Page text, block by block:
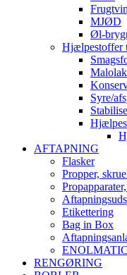
Frugtvin
MJØD
Øl-
Hjælpestoffer
Syre/
AFTAPNING
Flasker
Propper,
Etikettering
Bag in Box
ENOLMATIC
RENGØRING